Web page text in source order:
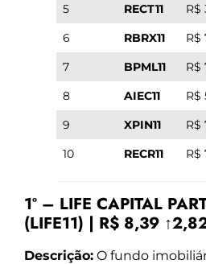
5
RECT11 R$
6
RBRX11 R$
7
BPML11 R$
8
AIEC11 R$
9
XPIN11 R$
10
RECR11 R$
1º – LIFE CAPITAL
(LIFE11) | R$ 8,39
Descrição: O fundo